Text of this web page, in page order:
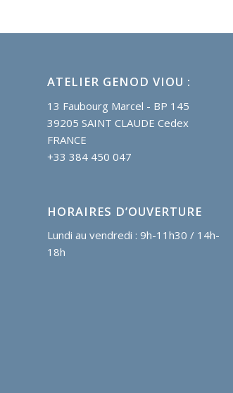
ATELIER GENOD VIOU :
13 Faubourg Marcel - BP 145
39205 SAINT CLAUDE Cedex
FRANCE
+33 384 450 047
HORAIRES D’OUVERTURE
Lundi au vendredi : 9h-11h30 / 14h-
18h